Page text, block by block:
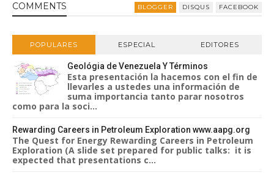
COMMENTS BLOGGER DISQUS FACEBOOK
POPULARES ESPECIAL EDITORES
Geológia de Venezuela Y Términos
Esta presentación la hacemos con el fin de
llevarles a ustedes una información de
suma importancia tanto parar nosotros
como para la soci...
Rewarding Careers in Petroleum Exploration www.aapg.org
The Quest for Energy Rewarding Careers in Petroleum
Exploration (A slide set prepared for public talks: it is
expected that presentations c...